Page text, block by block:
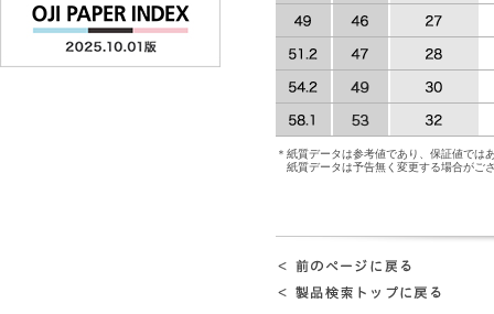
＊紙質データは参考値であり、保証値では
紙質データは予告無く変更する場合がご